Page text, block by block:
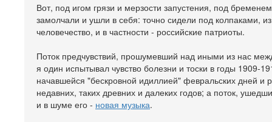
Вот, под игом грязи и мерзости запустения, под
замолчали и ушли в себя: точно сидели под колпаками,
человечество, и в частности - российские патриоты.
Поток предчувствий, прошумевший над иными из нас
я один испытывал чувство болезни и тоски в годы 1909-
начавшейся "бескровной идиллией" февральских дней и
недавних, таких древних и далеких годов; а поток,
и в шуме его - новая музыка.